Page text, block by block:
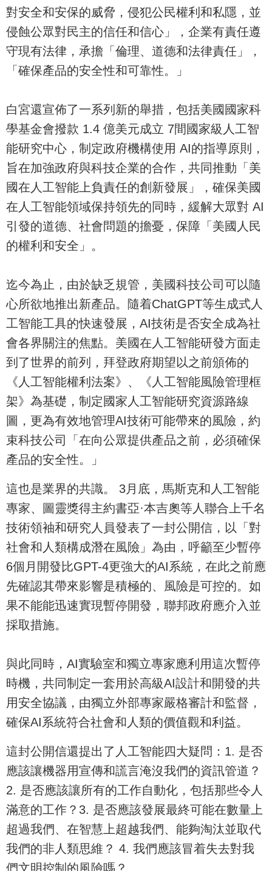
對安全和安保的威脅，侵犯公民權利和私隱，並
侵蝕公眾對民主的信任和信心」，企業有責任遵
守現有法律，承擔「倫理、道德和法律責任」，
「確保產品的安全性和可靠性。」
白宮還宣佈了一系列新的舉措，包括美國國家科
學基金會撥款 1.4 億美元成立 7間國家級人工智
能研究中心，制定政府機構使用 AI的指導原則，
旨在加強政府與科技企業的合作，共同推動「美
國在人工智能上負責任的創新發展」，確保美國
在人工智能領域保持領先的同時，緩解大眾對 AI
引發的道德、社會問題的擔憂，保障「美國人民
的權利和安全」。
迄今為止，由於缺乏規管，美國科技公司可以隨
心所欲地推出新產品。隨着ChatGPT等生成式人
工智能工具的快速發展，AI技術是否安全成為社
會各界關注的焦點。美國在人工智能研發方面走
到了世界的前列，拜登政府期望以之前頒佈的
《人工智能權利法案》、《人工智能風險管理框
架》為基礎，制定國家人工智能研究資源路線
圖，更為有效地管理AI技術可能帶來的風險，約
束科技公司「在向公眾提供產品之前，必須確保
產品的安全性。」
這也是業界的共識。 3月底，馬斯克和人工智能
專家、圖靈獎得主約書亞·本吉奧等人聯合上千名
技術領袖和研究人員發表了一封公開信，以「對
社會和人類構成潛在風險」為由，呼籲至少暫停
6個月開發比GPT-4更強大的AI系統，在此之前應
先確認其帶來影響是積極的、風險是可控的。如
果不能能迅速實現暫停開發，聯邦政府應介入並
採取措施。
與此同時，AI實驗室和獨立專家應利用這次暫停
時機，共同制定一套用於高級AI設計和開發的共
用安全協議，由獨立外部專家嚴格審計和監督，
確保AI系統符合社會和人類的價值觀和利益。
這封公開信還提出了人工智能四大疑問：1. 是否
應該讓機器用宣傳和謊言淹沒我們的資訊管道？
2. 是否應該讓所有的工作自動化，包括那些令人
滿意的工作？3. 是否應該發展最終可能在數量上
超過我們、在智慧上超越我們、能夠淘汰並取代
我們的非人類思維？ 4. 我們應該冒着失去對我
們文明控制的風險嗎？